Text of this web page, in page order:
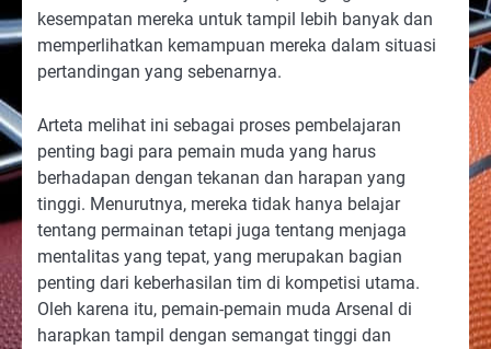
kesempatan mereka untuk tampil lebih banyak dan
memperlihatkan kemampuan mereka dalam situasi
pertandingan yang sebenarnya.
Arteta melihat ini sebagai proses pembelajaran
penting bagi para pemain muda yang harus
berhadapan dengan tekanan dan harapan yang
tinggi. Menurutnya, mereka tidak hanya belajar
tentang permainan tetapi juga tentang menjaga
mentalitas yang tepat, yang merupakan bagian
penting dari keberhasilan tim di kompetisi utama.
Oleh karena itu, pemain-pemain muda Arsenal di
harapkan tampil dengan semangat tinggi dan